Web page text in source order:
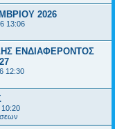
2026
13:06
ΕΝΔΙΑΦΕΡΟΝΤΟΣ
12:30
10:20